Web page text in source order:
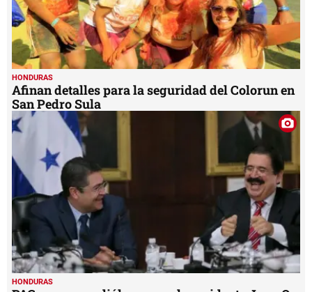
HONDURAS
Afinan detalles para la seguridad del Colorun en
San Pedro Sula
HONDURAS